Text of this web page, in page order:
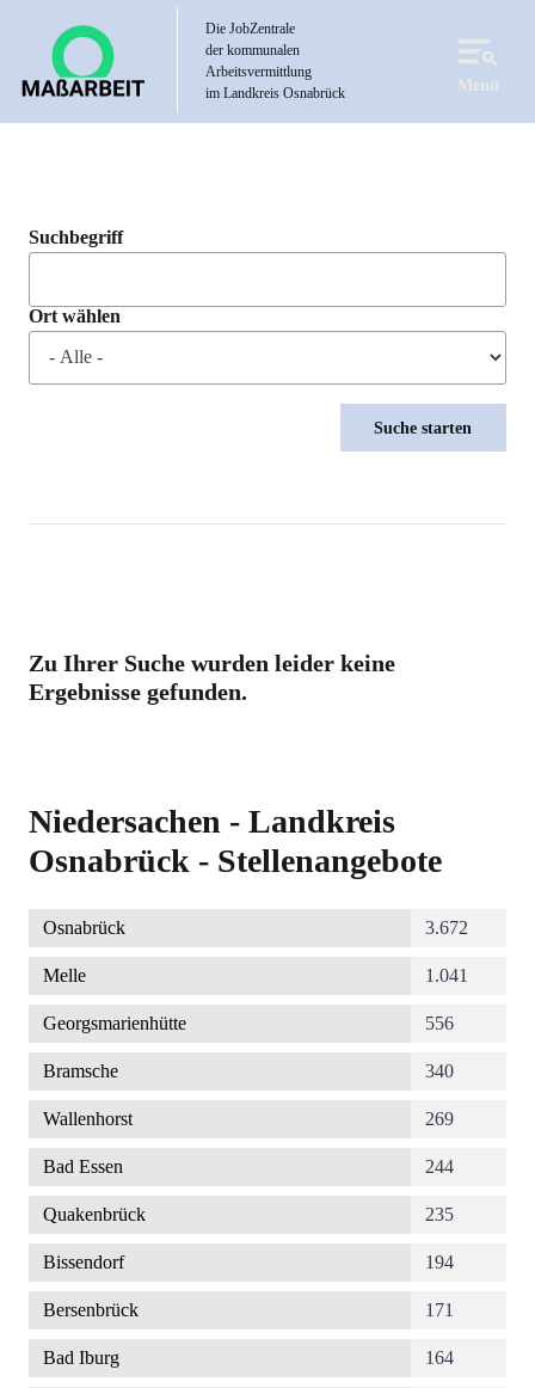
Die JobZentrale
der kommunalen
Arbeitsvermittlung
im Landkreis Osnabrück
Menü
Suchbegriff
Ort wählen
Zu Ihrer Suche wurden leider keine
Ergebnisse gefunden.
Niedersachen - Landkreis
Osnabrück - Stellenangebote
Osnabrück 3.672
Melle 1.041
Georgsmarienhütte 556
Bramsche 340
Wallenhorst 269
Bad Essen 244
Quakenbrück 235
Bissendorf 194
Bersenbrück 171
Bad Iburg 164